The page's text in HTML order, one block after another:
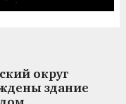
округ
здание